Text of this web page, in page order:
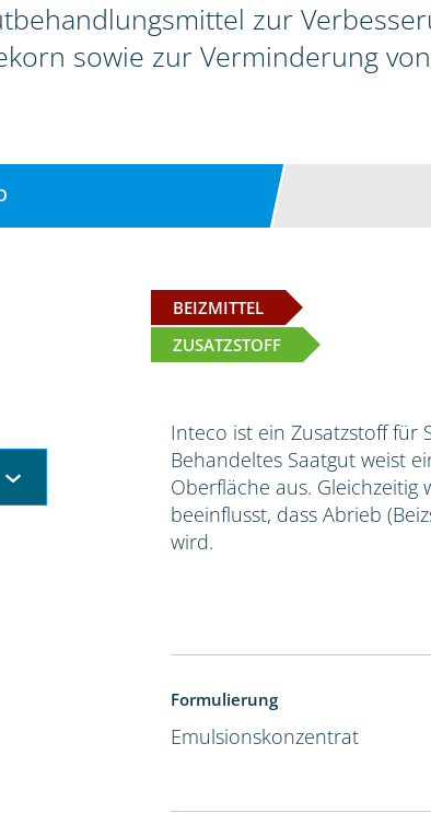
zur
sowie zur Verminderung
BEIZMITTEL
ZUSATZSTOFF
Inteco ist ein Zusatzstoff für
Behandeltes Saatgut weist
Oberfläche aus.
beeinflusst, dass Abrieb
wird.
Formulierung
Emulsionskonzentrat